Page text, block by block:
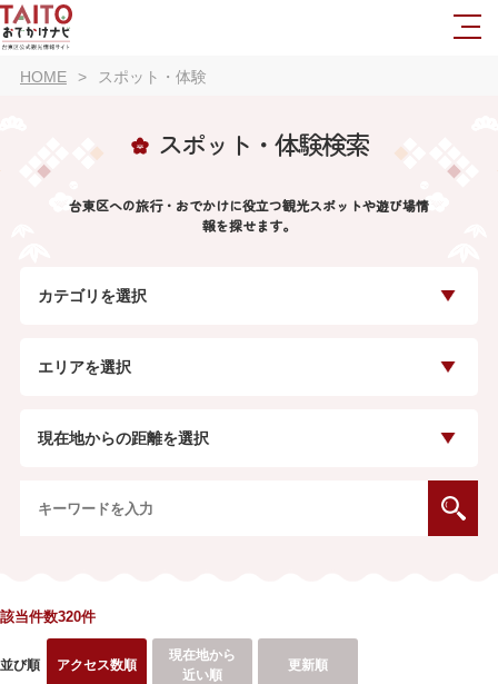
HOME スポット・体験
スポット・体験検索
台東区への旅行・おでかけに役立つ観光スポットや遊び場情
報を探せます。
カテゴリを選択
エリアを選択
現在地からの距離を選択
該当件数320件
並び順 アクセス数順
現在地から
近い順
更新順